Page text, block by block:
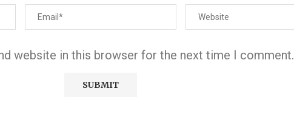
website in this browser for the next time I comment.